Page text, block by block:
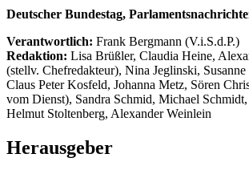
Deutscher Bundestag,
Verantwortlich: Frank Bergmann (V.i.S.d.P.)
Redaktion: Lisa Brüßler, Claudia Heine,
(stellv. Chefredakteur), Nina Jeglinski,
Claus Peter Kosfeld, Johanna Metz, Sören
vom Dienst), Sandra Schmid, Michael
Helmut Stoltenberg, Alexander Weinlein
Herausgeber